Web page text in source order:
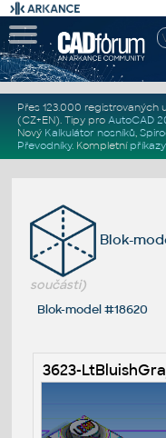
Přes 123.000 registrovaných
(CZ+EN). Tipy pro AutoCAD
Nový Kalkulátor nosníků,
Převodníky. Kompletní příkazy
Blok-
součásti)
Blok-model #18620
3623-